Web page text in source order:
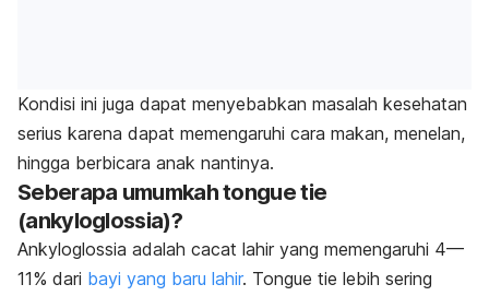
Kondisi ini juga dapat menyebabkan masalah kesehatan
serius karena dapat memengaruhi cara makan, menelan,
hingga berbicara anak nantinya.
Seberapa umumkahtongue tie
(ankyloglossia)?
Ankyloglossia adalah cacat lahir yang memengaruhi 4—
11% dari bayi yang baru lahir. Tongue tie lebih sering